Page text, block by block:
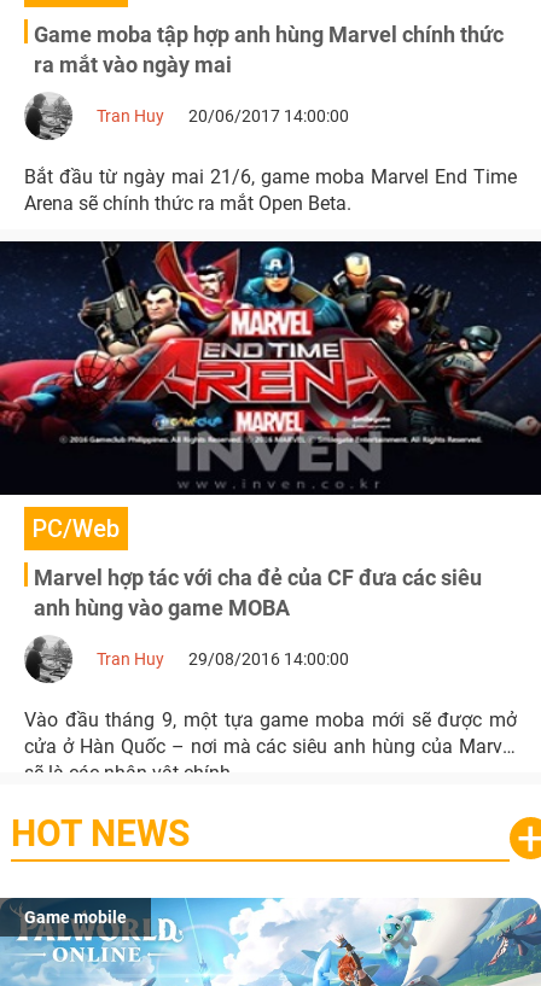
Game moba tập hợp anh hùng Marvel chính thức
ra mắt vào ngày mai
Tran Huy 20/06/2017 14:00:00
Bắt đầu từ ngày mai 21/6, game moba Marvel End Time
Arena sẽ chính thức ra mắt Open Beta.
PC/Web
Marvel hợp tác với cha đẻ của CF đưa các siêu
anh hùng vào game MOBA
Tran Huy 29/08/2016 14:00:00
Vào đầu tháng 9, một tựa game moba mới sẽ được mở
cửa ở Hàn Quốc – nơi mà các siêu anh hùng của Marvel
sẽ là các nhân vật chính.
HOT NEWS
Game mobile